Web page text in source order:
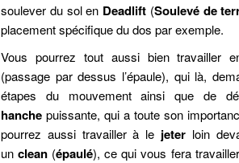
soulever du sol en Deadlift (Soulevé de
placement spécifique du dos par exemple.
Vous pourrez tout aussi bien travailler
(passage par dessus l’épaule), qui là,
étapes du mouvement ainsi que de
hanche puissante, qui a toute son
pourrez aussi travailler à le jeter loin
unclean (épaulé), ce qui vous fera travailler